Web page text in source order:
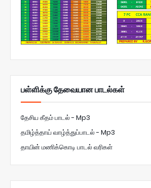
பள்ளிக்கு தேவையான பாடல்கள்
தேசிய கீதம் பாடல் - Mp3
தமிழ்த்தாய் வாழ்த்துப்பாடல் - Mp3
தாயின் மணிக்கொடி பாடல் வரிகள்